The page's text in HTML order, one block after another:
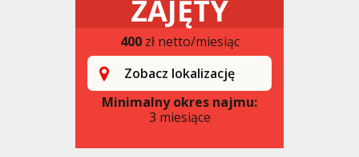
ZAJĘTY
400zł netto/miesiąc
Zobacz lokalizację
Minimalny okres najmu:
3 miesiące